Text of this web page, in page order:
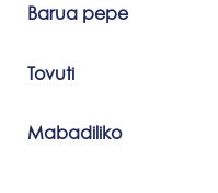
Barua pepe
Tovuti
Mabadiliko